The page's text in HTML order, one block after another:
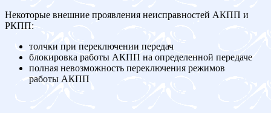
Некоторые внешние проявления неисправностей АКПП и
РКПП:
толчки при переключении передач
блокировка работы АКПП на определенной передаче
полная невозможность переключения режимов
работы АКПП